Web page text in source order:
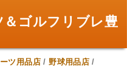
ゴルフリブレ豊
ツ用品店/野球用品店 /